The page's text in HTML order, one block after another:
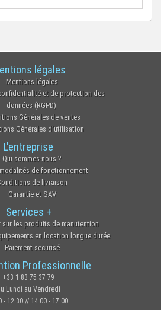
légales
Mentions légales
et de protection des
données (RGPD)
Générales de ventes
Générales d'utilisation
L'entreprise
Qui sommes-nous ?
de fonctionnement
de livraison
Garantie et SAV
Services +
sur les produits de manutention
en location longue durée
Paiement securisé
Professionnelle
+33 1 83 75 37 79
Lundi au Vendredi
- 12.30 // 14.00 - 17.00